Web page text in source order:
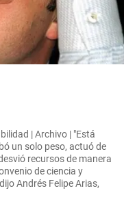
| Archivo | "Está
un solo peso, actuó de
recursos de manera
de ciencia y
Andrés Felipe Arias,